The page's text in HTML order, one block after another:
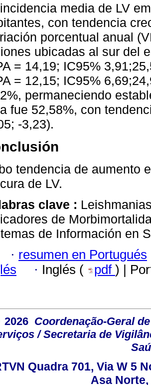
media de LV
con tendencia
porcentual anual
ubicadas al sur del
= 14,19; IC95%
= 12,15; IC95%
permaneciendo
fue 52,58%, con
-3,23).
tendencia de aumento
de LV.
clave :
de
de Información en
· resumen en Portugués
· Inglés ( pdf ) |
Coordenação-Geral
/ Secretaria de
Quadra 701, Via W 5
Asa